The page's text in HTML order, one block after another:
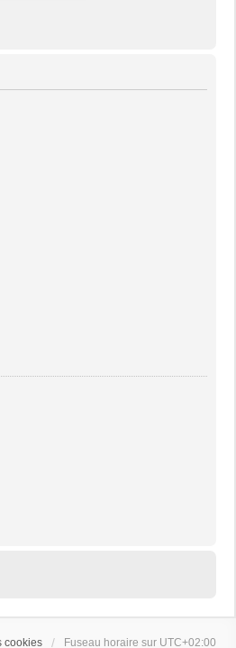
cookies Fuseau horaire sur UTC+02:00